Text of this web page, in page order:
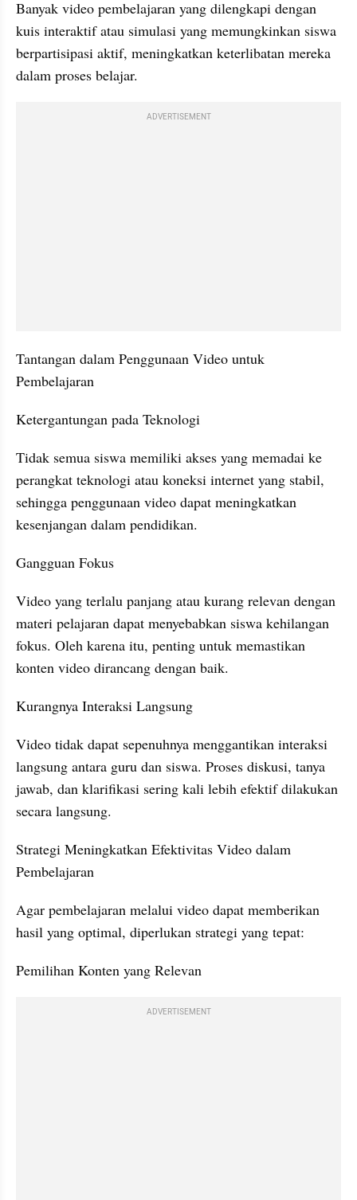
Banyak video pembelajaran yang dilengkapi dengan
kuis interaktif atau simulasi yang memungkinkan siswa
berpartisipasi aktif, meningkatkan keterlibatan mereka
dalam proses belajar.
ADVERTISEMENT
Tantangan dalam Penggunaan Video untuk
Pembelajaran
Ketergantungan pada Teknologi
Tidak semua siswa memiliki akses yang memadai ke
perangkat teknologi atau koneksi internet yang stabil,
sehingga penggunaan video dapat meningkatkan
kesenjangan dalam pendidikan.
Gangguan Fokus
Video yang terlalu panjang atau kurang relevan dengan
materi pelajaran dapat menyebabkan siswa kehilangan
fokus. Oleh karena itu, penting untuk memastikan
konten video dirancang dengan baik.
Kurangnya Interaksi Langsung
Video tidak dapat sepenuhnya menggantikan interaksi
langsung antara guru dan siswa. Proses diskusi, tanya
jawab, dan klarifikasi sering kali lebih efektif dilakukan
secara langsung.
Strategi Meningkatkan Efektivitas Video dalam
Pembelajaran
Agar pembelajaran melalui video dapat memberikan
hasil yang optimal, diperlukan strategi yang tepat:
Pemilihan Konten yang Relevan
ADVERTISEMENT